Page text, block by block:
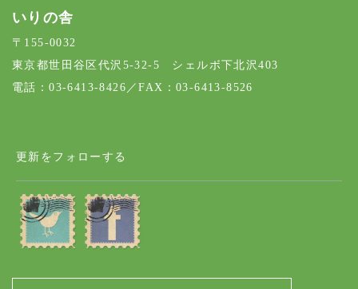
いりの舎
〒155-0032
東京都世田谷区代沢5-32-5 シェルボ下北沢403
電話：03-6413-8426／FAX：03-6413-8526
更新をフォローする